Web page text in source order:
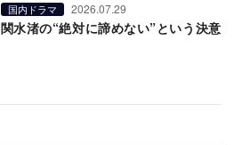
国内ドラマ 2026.07.29
関水渚の“絶対に諦めない”という決意